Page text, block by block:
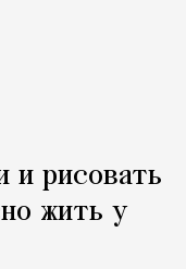
и рисовать
жить у